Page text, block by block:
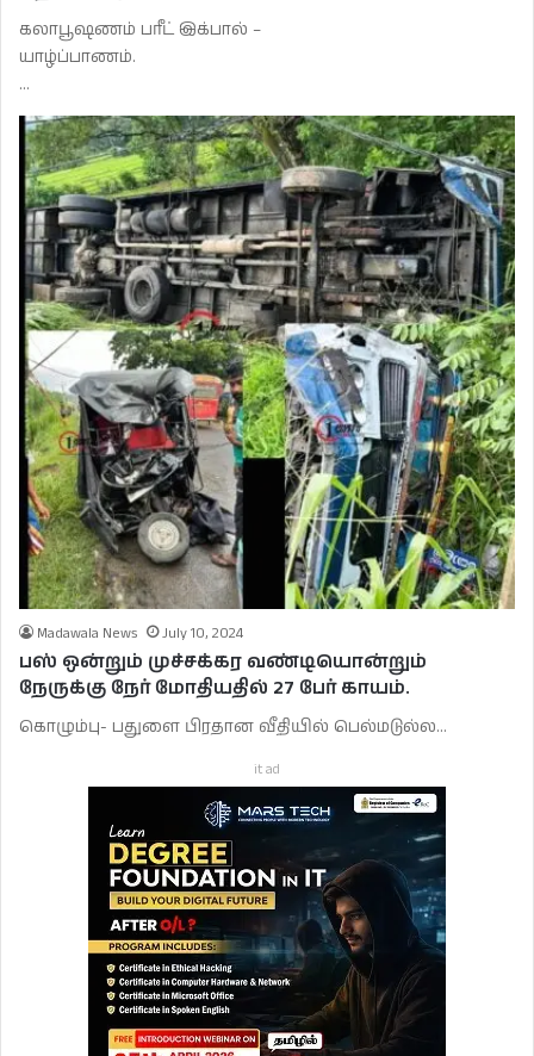
கலாபூஷணம் பரீட் இக்பால் –
யாழ்ப்பாணம்.
…
Madawala News July 10, 2024
பஸ் ஒன்றும் முச்சக்கர வண்டியொன்றும்
நேருக்கு நேர் மோதியதில் 27 பேர் காயம்.
கொழும்பு- பதுளை பிரதான வீதியில் பெல்மடுல்ல…
it ad